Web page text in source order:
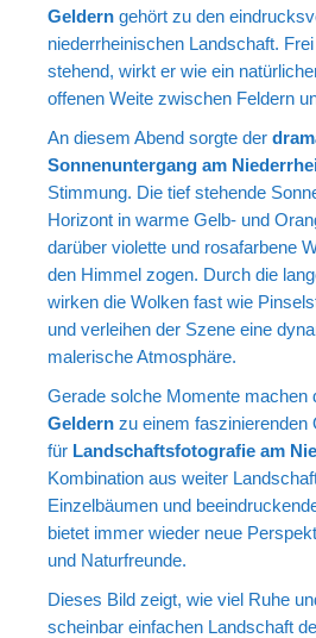
Geldern gehört zu den
niederrheinischen Landschaft.
stehend, wirkt er wie ein
offenen Weite zwischen Feldern
An diesem Abend sorgte der
Sonnenuntergang am
Stimmung. Die tief stehende
Horizont in warme Gelb- und
darüber violette und rosafarbene
den Himmel zogen. Durch die
wirken die Wolken fast wie
und verleihen der Szene eine
malerische Atmosphäre.
Gerade solche Momente machen
Geldern zu einem faszinierenden
für Landschaftsfotografie am
Kombination aus weiter
Einzelbäumen und
bietet immer wieder neue
und Naturfreunde.
Dieses Bild zeigt, wie viel Ruhe
scheinbar einfachen Landschaft